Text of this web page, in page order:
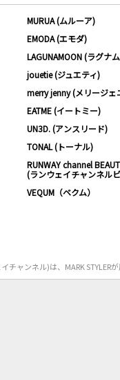
MURUA (ムルーア)
EMODA (エモダ)
LAGUNAMOON (ラグナ
jouetie (ジュエティ)
merry jenny (メリージェ
EATME (イートミー)
UN3D. (アンスリード)
TONAL (トーナル)
RUNWAY channel
(ランウェイチャンネル
VEQUM（ベクム）
チャンネル)は、MARK STYLER